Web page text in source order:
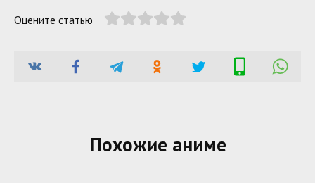
Оцените статью
Похожие аниме